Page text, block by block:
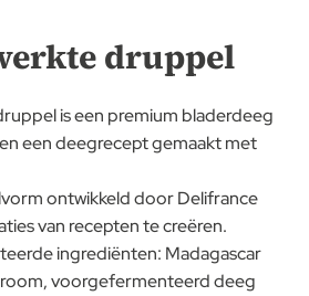
druppel
is een premium bladerdeeg
een deegrecept gemaakt met
ontwikkeld door Delifrance
van recepten te creëren.
ingrediënten: Madagascar
voorgefermenteerd deeg